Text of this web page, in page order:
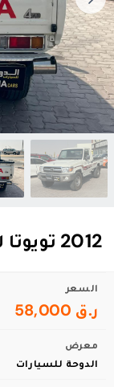
2012 تويوتا لاند كروزر بيك اب ال إكس
السعر
ر.ق 58,000
معرض
الدوحة للسيارات